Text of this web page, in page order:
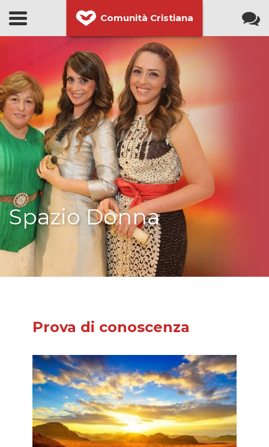
Comunità Cristiana
Spazio Donna
Prova di conoscenza